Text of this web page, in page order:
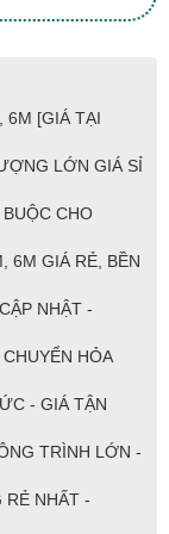
6M [GIÁ TẠI
LỚN GIÁ SỈ
CHO
6M GIÁ RẺ, BỀN
NHẬT -
HỎA
- GIÁ TẬN
TRÌNH LỚN -
NHẤT -